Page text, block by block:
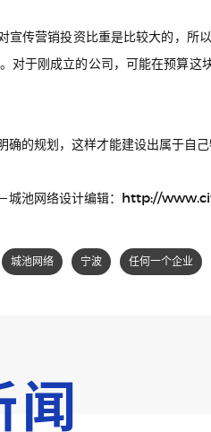
宣传营销投资比重是比较大的，所
对于刚成立的公司，可能在预算
确的规划，这样才能建设出属于自己
城池网络设计编辑： http://
城池网络 宁波 任何一个企业
闻